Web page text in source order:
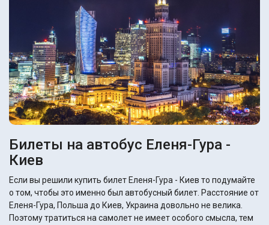
Билеты на автобус Еленя-Гура -
Киев
Если вы решили купить билет Еленя-Гура - Киев то подумайте
о том, чтобы это именно был автобусный билет. Расстояние от
Еленя-Гура, Польша до Киев, Украина довольно не велика.
Поэтому тратиться на самолет не имеет особого смысла, тем